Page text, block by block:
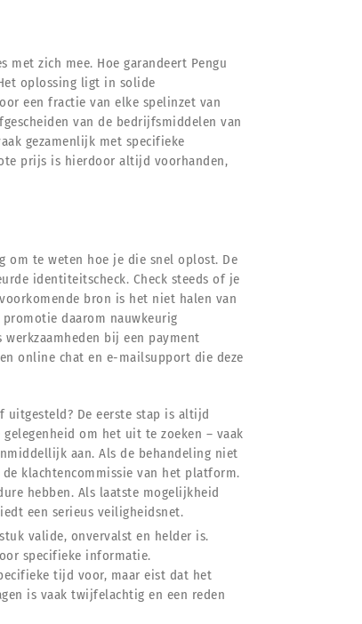
zich mee. Hoe garandeert Pengu
oplossing ligt in solide
een fractie van elke spelinzet van
van de bedrijfsmiddelen van
gezamenlijk met specifieke
prijs is hierdoor altijd voorhanden,
om te weten hoe je die snel oplost. De
identiteitscheck. Check steeds of je
bron is het niet halen van
daarom nauwkeurig
bij een payment
online chat en e-mailsupport die deze
De eerste stap is altijd
om het uit te zoeken – vaak
aan. Als de behandeling niet
klachtencommissie van het platform.
hebben. Als laatste mogelijkheid
een serieus veiligheidsnet.
valide, onvervalst en helder is.
specifieke informatie.
tijd voor, maar eist dat het
is vaak twijfelachtig en een reden